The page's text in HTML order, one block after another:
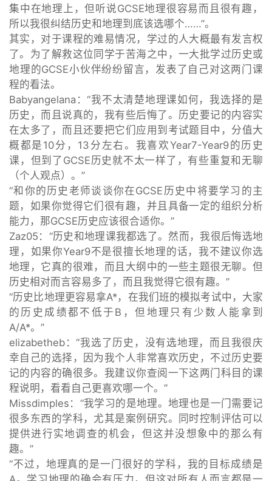
集中在地理上，但听说GCSE地理很容易而且很有趣，
所以我很纠结历史和地理到底该选哪个……”。
其实，对于课程的难易情况，学过的人大概最有发言权
了。为了解救这位同学于苦海之中，一大批学过历史或
地理的GCSE小伙伴纷纷留言，发表了自己对这两门课
程的看法。
Babyangelana：“我不太清楚地理课如何，我选择的是
历史，而且说真的，我有些后悔了。历史要记的内容实
在太多了，而且还要把它们应用到考试题目中，分值大
概都是10分，13分左右。我喜欢Year7-Year9的历史
课，但到了GCSE历史就不太一样了，有些重复和无聊
（个人观点）。”
“和你的历史老师谈谈你在GCSE历史中将要学习的主
题，如果你觉得它们很有趣，并且具备一定的组织分析
能力，那GCSE历史应该很合适你。”
Zaz05：“历史和地理课我都选了。然而，我很后悔选地
理，如果你Year9不是很擅长地理的话，我不建议你选
地理，它真的很难，而且大纲中的一些主题很无聊。但
历史相对而言容易多了，而且我觉得它很有趣。”
“历史比地理更容易拿A*，在我们班的模拟考试中，大家
的历史成绩都不低于B，但地理只有少数人能拿到
A/A*。”
elizabetheb：“我选了历史，没有选地理，而且我很庆
幸自己的选择，因为我个人非常喜欢历史，不过历史要
记的内容的确很多。我建议你查阅一下这两门科目的课
程说明，看看自己更喜欢哪一个。”
Missdimples：“我学习的是地理。地理也是一门需要记
很多东西的学科，尤其是案例研究。同时控制评估可以
提供进行实地调查的机会，但这并没想象中的那么有
趣。”
“不过，地理真的是一门很好的学科，我的目标成绩是